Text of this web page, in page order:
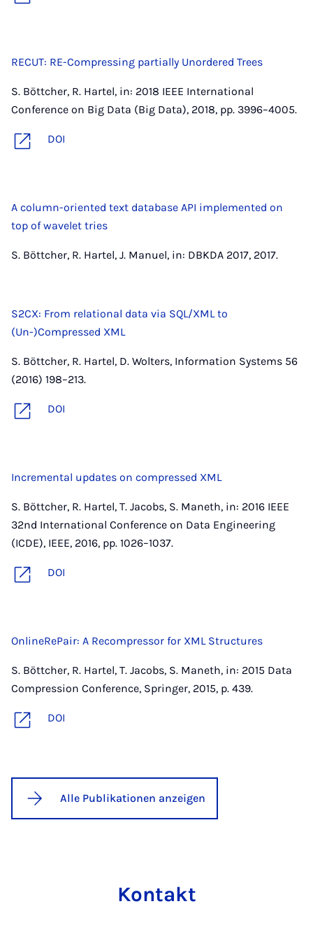
RECUT: RE-Compressing partially Unordered Trees
S. Böttcher, R. Hartel, in: 2018 IEEE International
Conference on Big Data (Big Data), 2018, pp. 3996–4005.
DOI
A column-oriented text database API implemented on
top of wavelet tries
S. Böttcher, R. Hartel, J. Manuel, in: DBKDA 2017, 2017.
S2CX: From relational data via SQL/XML to
(Un-)Compressed XML
S. Böttcher, R. Hartel, D. Wolters, Information Systems 56
(2016) 198–213.
DOI
Incremental updates on compressed XML
S. Böttcher, R. Hartel, T. Jacobs, S. Maneth, in: 2016 IEEE
32nd International Conference on Data Engineering
(ICDE), IEEE, 2016, pp. 1026–1037.
DOI
OnlineRePair: A Recompressor for XML Structures
S. Böttcher, R. Hartel, T. Jacobs, S. Maneth, in: 2015 Data
Compression Conference, Springer, 2015, p. 439.
DOI
Alle Publikationen anzeigen
Kon­takt